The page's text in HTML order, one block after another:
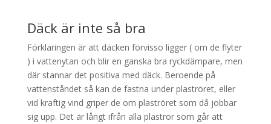
Däck är inte så bra
Förklaringen är att däcken förvisso ligger ( om de flyter
) i vattenytan och blir en ganska bra ryckdämpare, men
där stannar det positiva med däck. Beroende på
vattenståndet så kan de fastna under plaströret, eller
vid kraftig vind griper de om plaströret som då jobbar
sig upp. Det är långt ifrån alla plaströr som går att